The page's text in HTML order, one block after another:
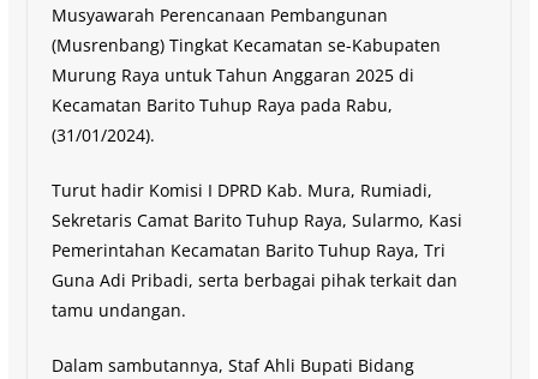
Musyawarah Perencanaan Pembangunan
(Musrenbang) Tingkat Kecamatan se-Kabupaten
Murung Raya untuk Tahun Anggaran 2025 di
Kecamatan Barito Tuhup Raya pada Rabu,
(31/01/2024).
Turut hadir Komisi I DPRD Kab. Mura, Rumiadi,
Sekretaris Camat Barito Tuhup Raya, Sularmo, Kasi
Pemerintahan Kecamatan Barito Tuhup Raya, Tri
Guna Adi Pribadi, serta berbagai pihak terkait dan
tamu undangan.
Dalam sambutannya, Staf Ahli Bupati Bidang